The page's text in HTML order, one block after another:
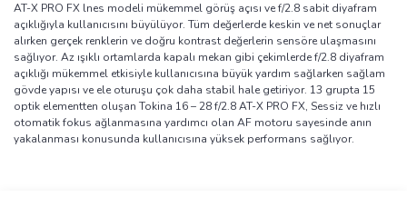
AT-X PRO FX lnes modeli mükemmel görüş açısı ve f/2.8 sabit diyafram
açıklığıyla kullanıcısını büyülüyor. Tüm değerlerde keskin ve net sonuçlar
alırken gerçek renklerin ve doğru kontrast değerlerin sensöre ulaşmasını
sağlıyor. Az ışıklı ortamlarda kapalı mekan gibi çekimlerde f/2.8 diyafram
açıklığı mükemmel etkisiyle kullanıcısına büyük yardım sağlarken sağlam
gövde yapısı ve ele oturuşu çok daha stabil hale getiriyor. 13 grupta 15
optik elementten oluşan Tokina 16 – 28 f/2.8 AT-X PRO FX, Sessiz ve hızlı
otomatik fokus ağlanmasına yardımcı olan AF motoru sayesinde anın
yakalanması konusunda kullanıcısına yüksek performans sağlıyor.